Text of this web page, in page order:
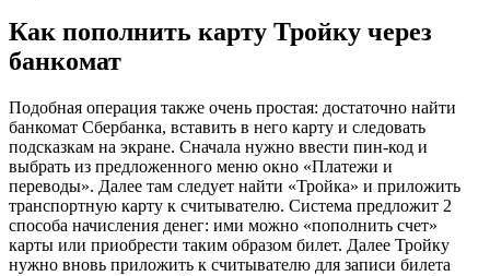
Как пополнить карту Тройку через
банкомат
Подобная операция также очень простая: достаточно найти
банкомат Сбербанка, вставить в него карту и следовать
подсказкам на экране. Сначала нужно ввести пин-код и
выбрать из предложенного меню окно «Платежи и
переводы». Далее там следует найти «Тройка» и приложить
транспортную карту к считывателю. Система предложит 2
способа начисления денег: ими можно «пополнить счет»
карты или приобрести таким образом билет. Далее Тройку
нужно вновь приложить к считывателю для записи билета